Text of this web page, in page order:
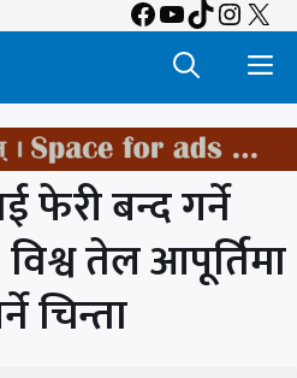
Facebook
YouTube
TikTok
X
फेरी बन्द गर्ने
तेल आपूर्तिमा
चिन्ता